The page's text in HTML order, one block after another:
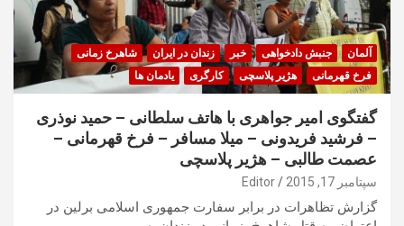
آلمان جنبش دادخواهی خبر زندان در ایران
شاهرخ زمانی
فرخ قهرمانی
هژیر پلاسچی کارگری یادمان ها
گفتگوی امیر جواهری با هاتف سلطانی – حمید نوذری
– فرشید فریدونی – میلا مسافر – فرخ قهرمانی –
عصمت طالبی – هژیر پلاسچی
سپتامبر 17, 2015 Editor
گزارش تظاهرات در برابر سفارت جمهوری اسلامی برلین در